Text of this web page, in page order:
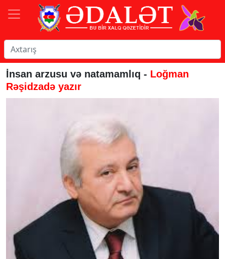
İnsan arzusu və natamamlıq - Loğman
Rəşidzadə yazır